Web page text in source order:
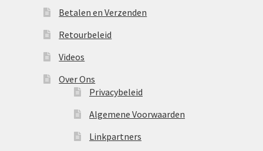
Betalen en Verzenden
Retourbeleid
Videos
Over Ons
Privacybeleid
Algemene Voorwaarden
Linkpartners